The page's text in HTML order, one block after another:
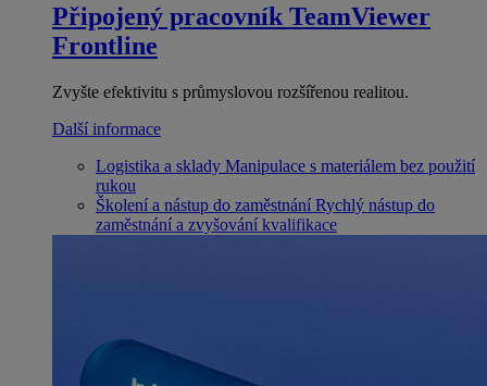
Připojený pracovník TeamViewer
Frontline
Zvyšte efektivitu s průmyslovou rozšířenou realitou.
Další informace
Logistika a sklady Manipulace s materiálem bez použití
rukou
Školení a nástup do zaměstnání Rychlý nástup do
zaměstnání a zvyšování kvalifikace